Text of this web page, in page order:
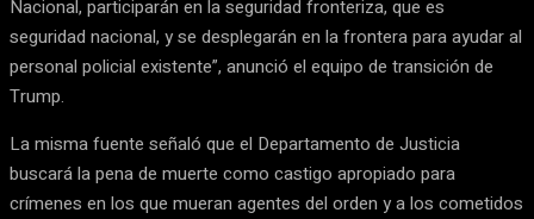
Nacional, participarán en la seguridad fronteriza, que es
seguridad nacional, y se desplegarán en la frontera para ayudar al
personal policial existente”, anunció el equipo de transición de
Trump.
La misma fuente señaló que el Departamento de Justicia
buscará la pena de muerte como castigo apropiado para
crímenes en los que mueran agentes del orden y a los cometidos